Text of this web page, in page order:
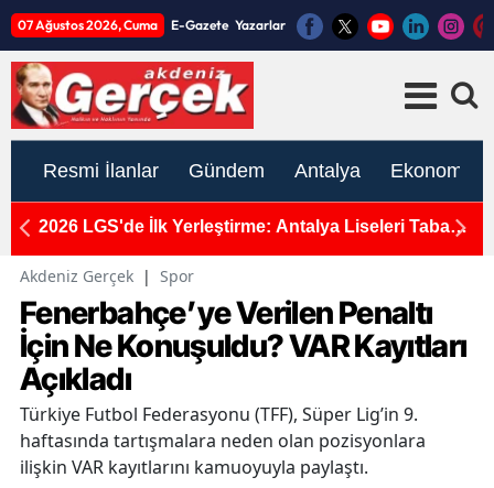
07 Ağustos 2026, Cuma E-Gazete Yazarlar
Resmi İlanlar Gündem Antalya Ekonomi
2026 LGS'de İlk Yerleştirme: Antalya Liseleri Taban
Akdeniz Gerçek | Spor
Fenerbahçe’ye Verilen Penaltı
İçin Ne Konuşuldu? VAR Kayıtları
Açıkladı
Türkiye Futbol Federasyonu (TFF), Süper Lig’in 9.
haftasında tartışmalara neden olan pozisyonlara
ilişkin VAR kayıtlarını kamuoyuyla paylaştı.